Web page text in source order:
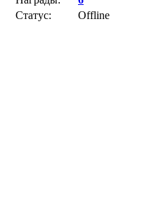
Статус:
Offline